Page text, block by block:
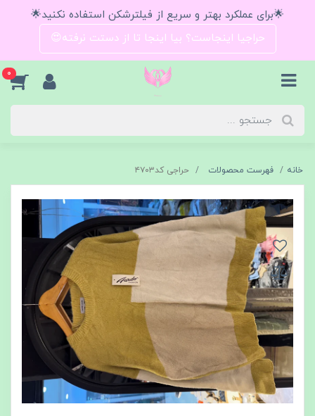
🌟برای عملکرد بهتر و سریع از فیلترشکن استفاده نکنید🌟
حراجیا اینجاست؟ بیا اینجا تا از دستت نرفته😍
0
خانه فهرست محصولات حراجی کد۴۷۰۳